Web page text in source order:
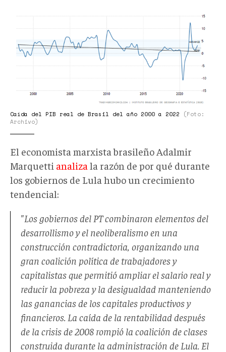
real.png
Caída del PIB real de Brasil del año 2000 a 2022
(Foto:
Archivo)
El economista marxista brasileño Adalmir
Marquetti analiza la razón de por qué durante
los gobiernos de Lula hubo un crecimiento
tendencial:
"Los gobiernos del PT combinaron elementos del
desarrollismo y el neoliberalismo en una
construcción contradictoria, organizando una
gran coalición política de trabajadores y
capitalistas que permitió ampliar el salario real y
reducir la pobreza y la desigualdad manteniendo
las ganancias de los capitales productivos y
financieros. La caída de la rentabilidad después
de la crisis de 2008 rompió la coalición de clases
construida durante la administración de Lula. El